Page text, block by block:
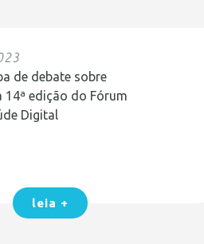
de debate sobre
14ª edição do Fórum
Digital
leia +